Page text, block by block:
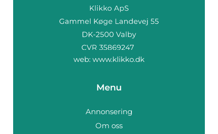
web: www.klikko.dk
Menu
Annonsering
Om oss